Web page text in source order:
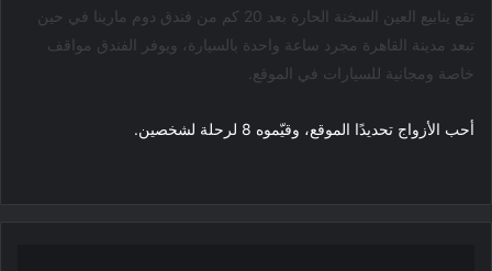
تقع ينابيع العين السخنة الحارة بعد 20 كم من فندق دوم مارينا في حين
تبعد مدينة القاهرة مجرد ساعة واحدة بالسيارة، ويوفر الفندق مواقف
خاصة ومجانية للسيارات في الموقع.
أحب الأزواج تحديدًا الموقع، وقيّموه 8 لرحلة لشخصين.